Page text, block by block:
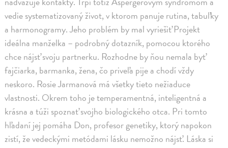
vedie systematizovaný život, v ktorom panuje rutina, tabuľky
a harmonogramy. Jeho problém by mal vyriešiť Projekt
ideálna manželka – podrobný dotazník, pomocou ktorého
chce nájsť svoju partnerku. Rozhodne by ňou nemala byť
fajčiarka, barmanka, žena, čo priveľa pije a chodí vždy
neskoro. Rosie Jarmanová má všetky tieto nežiaduce
vlastnosti. Okrem toho je temperamentná, inteligentná a
krásna a túži spoznať svojho biologického otca. Pri tomto
hľadaní jej pomáha Don, profesor genetiky, ktorý napokon
zistí, že vedeckými metódami lásku nemožno nájsť. Láska si